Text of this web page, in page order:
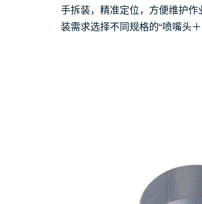
手拆装，精准定位，方便维护
装需求选择不同规格的“喷嘴头＋